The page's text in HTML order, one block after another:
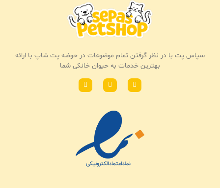
سپاس پت با در نظر گرفتن تمام موضوعات در حوضه پت شاپ با ارائه
بهترین خدمات به حیوان خانکی شما